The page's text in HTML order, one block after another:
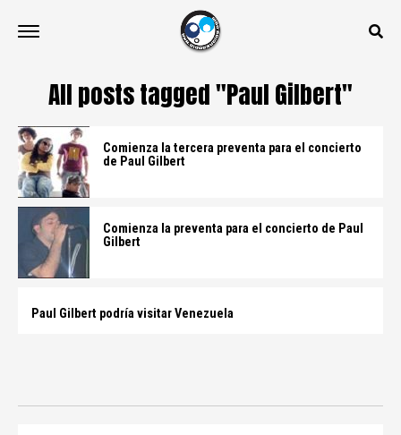
All posts tagged "Paul Gilbert"
Comienza la tercera preventa para el concierto
de Paul Gilbert
Comienza la preventa para el concierto de Paul
Gilbert
Paul Gilbert podría visitar Venezuela